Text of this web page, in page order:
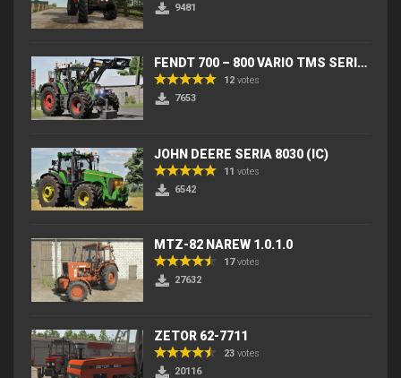
9481
FENDT 700 – 800 VARIO TMS SERIES (IC) V2
12 votes
7653
JOHN DEERE SERIA 8030 (IC)
11 votes
6542
MTZ-82 NAREW 1.0.1.0
17votes
27632
ZETOR 62-7711
23 votes
20116